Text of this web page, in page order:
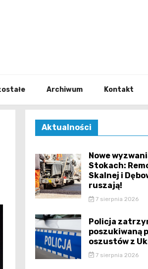
Archiwum Kontakt
Aktualności
Nowe
Stokach:
Skalnej i
ruszają!
7 sierpnia 2026
Policja
poszukiwaną
oszustów z
7 sierpnia 2026